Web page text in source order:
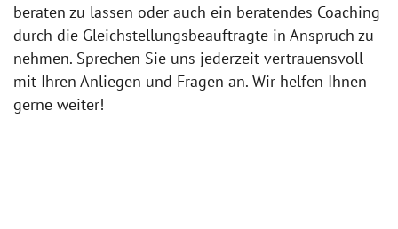
beraten zu lassen oder auch ein beratendes Coaching
durch die Gleichstellungsbeauftragte in Anspruch zu
nehmen. Sprechen Sie uns jederzeit vertrauensvoll
mit Ihren Anliegen und Fragen an. Wir helfen Ihnen
gerne weiter!